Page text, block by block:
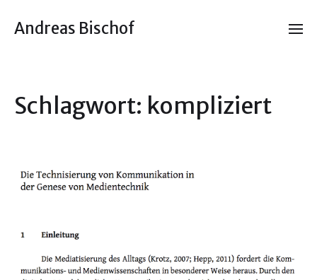
Andreas Bischof
Schlagwort: kompliziert